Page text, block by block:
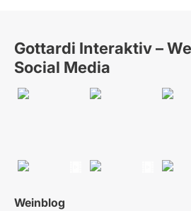
Gottardi Interaktiv –
Social Media
Weinblog